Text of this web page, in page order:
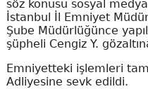
söz konusu sosyal
İstanbul İl Emniyet
Şube Müdürlüğünce
şüpheli Cengiz Y.
Emniyetteki işlemleri
Adliyesine sevk edildi.